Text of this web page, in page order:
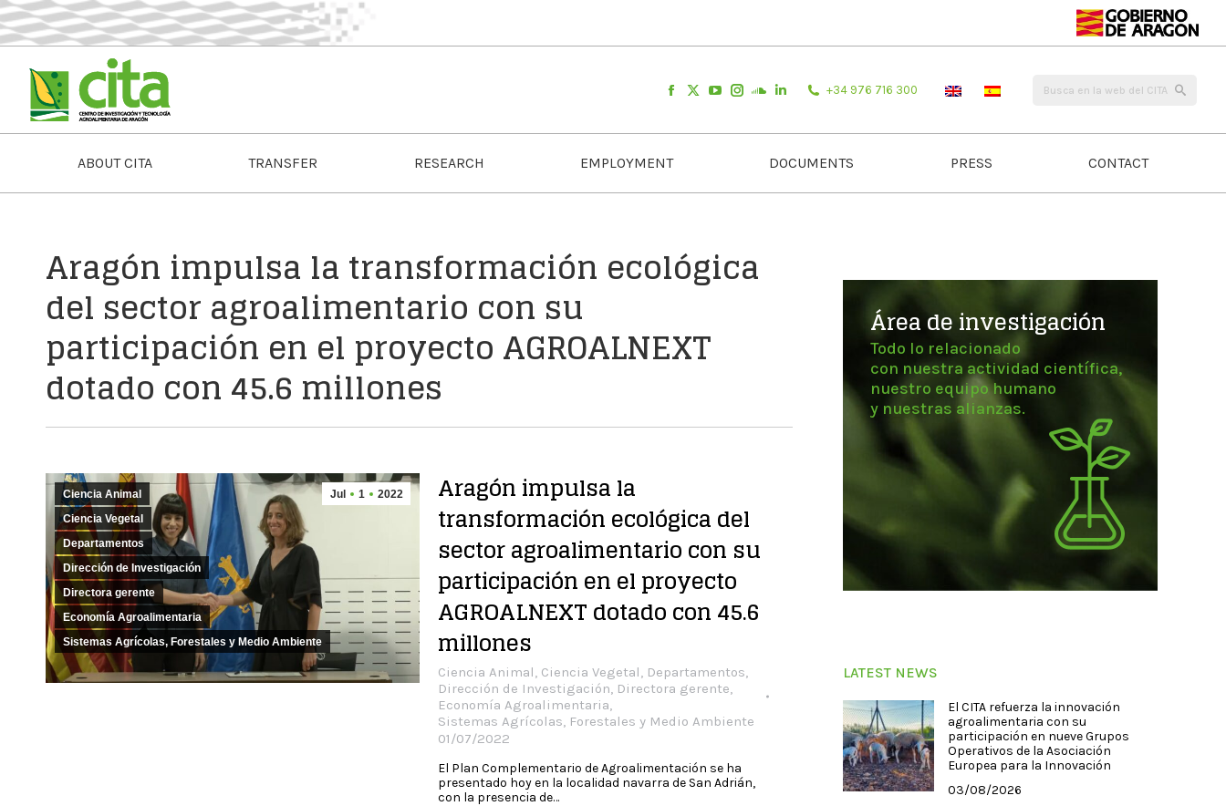
+34 976 716 300
ABOUT CITA TRANSFER RESEARCH EMPLOYMENT DOCUMENTS PRESS CONTACT
Aragón impulsa la transformación ecológica
del sector agroalimentario con su
participación en el proyecto AGROALNEXT
dotado con 45.6 millones
Jul 1 2022
Ciencia Animal
Ciencia Vegetal
Departamentos
Dirección de Investigación
Directora gerente
Economía Agroalimentaria
Sistemas Agrícolas, Forestales y Medio Ambiente
Aragón impulsa la
transformación ecológica del
sector agroalimentario con su
participación en el proyecto
AGROALNEXT dotado con 45.6
millones
Ciencia Animal, Ciencia Vegetal, Departamentos,
Dirección de Investigación, Directora gerente,
Economía Agroalimentaria,
Sistemas Agrícolas, Forestales y Medio Ambiente
01/07/2022
El Plan Complementario de Agroalimentación se ha
presentado hoy en la localidad navarra de San Adrián,
con la presencia de…
Área de investigación
Todo lo relacionado
con nuestra actividad científica,
nuestro equipo humano
y nuestras alianzas.
LATEST NEWS
El CITA refuerza la innovación
agroalimentaria con su
participación en nueve Grupos
Operativos de la Asociación
Europea para la Innovación
03/08/2026